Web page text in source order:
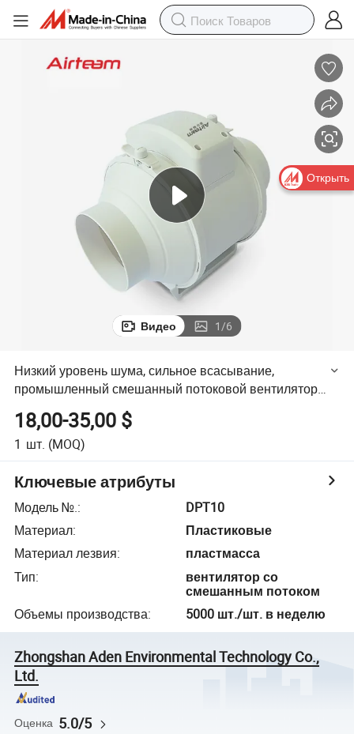
Видео 1/6
Низкий уровень шума, сильное всасывание,
промышленный смешанный потоковой вентилятор
18,00-35,00 $
1 шт. (MOQ)
Ключевые атрибуты
Модель №.:
DPT10
Материал:
Пластиковые
Материал лезвия:
пластмасса
Тип:
вентилятор со
смешанным потоком
Объемы производства: 5000 шт./шт. в неделю
Zhongshan Aden Environmental Technology Co.,
Ltd.
Оценка 5.0/5
Открыть